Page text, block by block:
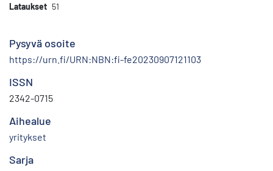
Lataukset 51
Pysyvä osoite
https://urn.fi/URN:NBN:fi-fe20230907121103
ISSN
2342-0715
Aihealue
yritykset
Sarja